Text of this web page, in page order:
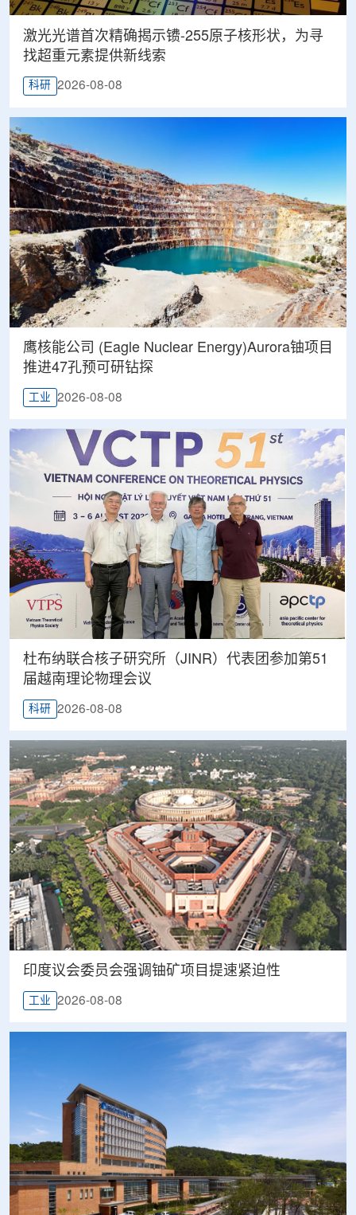
激光光谱首次精确揭示镄-255原子核形状，为寻
找超重元素提供新线索
科研 2026-08-08
鹰核能公司 (Eagle Nuclear Energy)Aurora铀项目
推进47孔预可研钻探
工业 2026-08-08
杜布纳联合核子研究所（JINR）代表团参加第51
届越南理论物理会议
科研 2026-08-08
印度议会委员会强调铀矿项目提速紧迫性
工业 2026-08-08